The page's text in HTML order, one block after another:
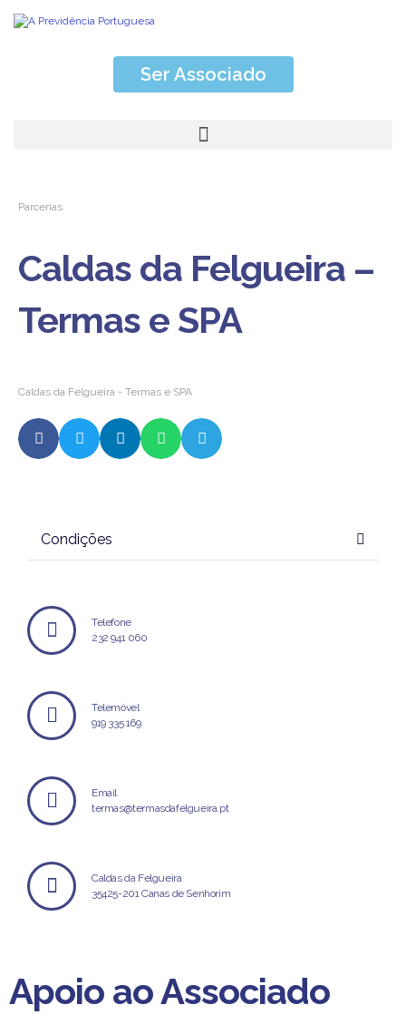
Ser Associado
Parcerias
Caldas da Felgueira –
Termas e SPA
Caldas da Felgueira - Termas e SPA
Condições
Telefone
232 941 060
Telemóvel
919 335 169
Email
termas@termasdafelgueira.pt
Caldas da Felgueira
35425-201 Canas de Senhorim
Apoio ao Associado